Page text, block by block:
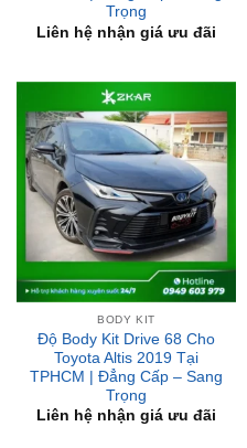
BODY KIT
Độ Body Kit Drive 68 Cho
Toyota Altis 2019 Tại
TPHCM | Đẳng Cấp – Sang
Trọng
Liên hệ nhận giá ưu đãi